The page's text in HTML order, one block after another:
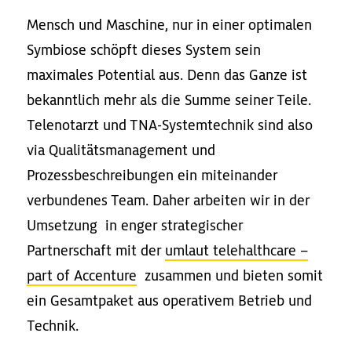
Mensch und Maschine, nur in einer optimalen
Symbiose schöpft dieses System sein
maximales Potential aus. Denn das Ganze ist
bekanntlich mehr als die Summe seiner Teile.
Telenotarzt und TNA-Systemtechnik sind also
via Qualitätsmanagement und
Prozessbeschreibungen ein miteinander
verbundenes Team. Daher arbeiten wir in der
Umsetzung in enger strategischer
Partnerschaft mit der umlaut telehalthcare –
part of Accenture zusammen und bieten somit
ein Gesamtpaket aus operativem Betrieb und
Technik.